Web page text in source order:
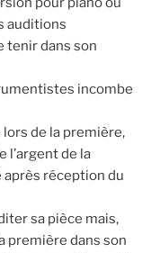
auditions
tenir dans son
incombe
de la première,
l’argent de la
réception du
sa pièce mais,
première dans son